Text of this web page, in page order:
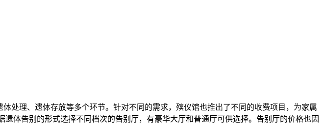
处理、遗体存放等多个环节。针对不同的需求，殡仪馆也推出了不同的收费项目，为家属
体告别的形式选择不同档次的告别厅，有豪华大厅和普通厅可供选择。告别厅的价格也因